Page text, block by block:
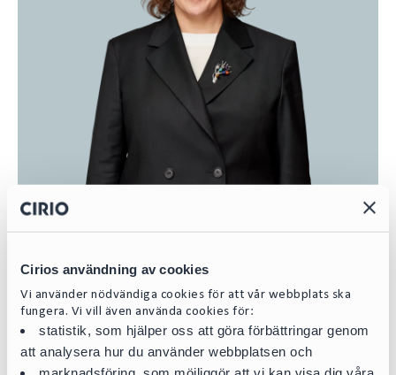
Cirios användning av cookies
Vi använder nödvändiga cookies för att vår webbplats ska
fungera. Vi vill även använda cookies för:
statistik, som hjälper oss att göra förbättringar genom
att analysera hur du använder webbplatsen och
Emma Dansbo
Managing Partner
emma.dansbo@cirio.se
+46 76 617 08 01